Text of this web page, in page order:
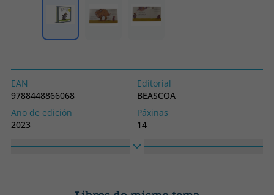
EAN
9788448866068
Editorial
BEASCOA
Ano de edición
2023
Páxinas
14
Idioma